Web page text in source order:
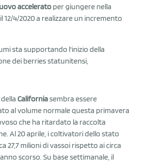
accelerato per giungere nella
12/4/2020 a realizzare un incremento
sta supportando l'inizio della
dei berries statunitensi,
Californiasembra essere
al volume normale questa primavera
che ha ritardato la raccolta
Al 20 aprile, i coltivatori dello stato
27,7 milioni di vassoi rispetto ai circa
scorso. Su base settimanale, il